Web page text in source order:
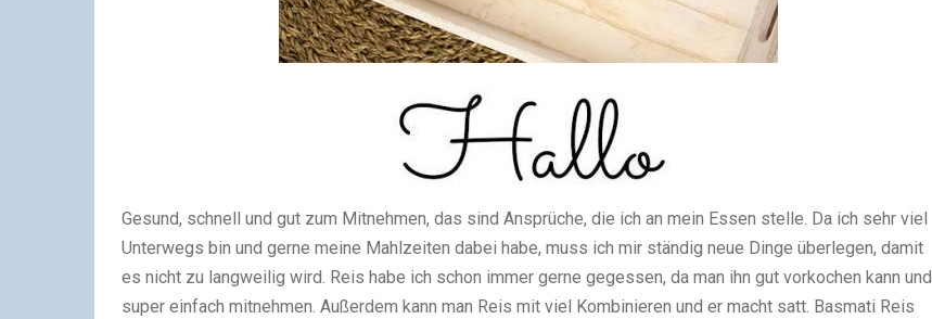
Gesund, schnell und gut zum Mitnehmen, das sind Ansprüche, die ich an mein Essen stelle. Da ich sehr viel
Unterwegs bin und gerne meine Mahlzeiten dabei habe, muss ich mir ständig neue Dinge überlegen, damit
es nicht zu langweilig wird. Reis habe ich schon immer gerne gegessen, da man ihn gut vorkochen kann und
super einfach mitnehmen. Außerdem kann man Reis mit viel Kombinieren und er macht satt. Basmati Reis